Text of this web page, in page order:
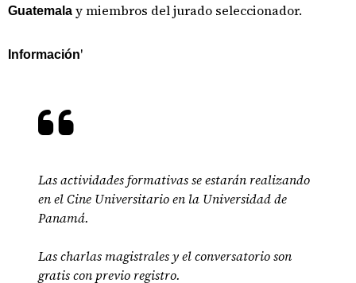
Guatemala y miembros del jurado seleccionador.
Información'
Las actividades formativas se estarán realizando
en el Cine Universitario en la Universidad de
Panamá.
Las charlas magistrales y el conversatorio son
gratis con previo registro.